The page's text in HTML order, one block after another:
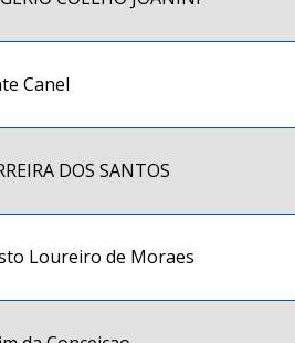
Canel
DOS SANTOS
Loureiro de Moraes